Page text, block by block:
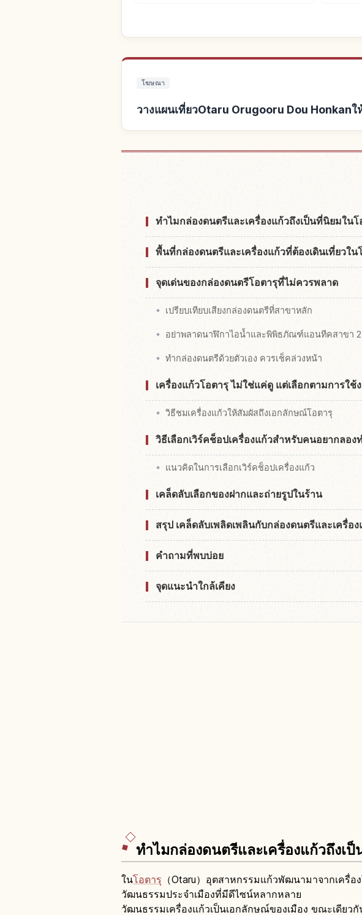
โฆษณา
วางแผนเที่ยวOtaru Orugooru Dou Honkanใ
ทำไมกล่องดนตรีและเครื่องแก้วถึงเป็นที่นิยมในโ
พื้นที่กล่องดนตรีและเครื่องแก้วที่ต้องเดินเที่ยวใน
จุดเด่นของกล่องดนตรีโอตารุที่ไม่ควรพลาด
เปรียบเทียบเสียงกล่องดนตรีที่สาขาหลัก
อย่าพลาดนาฬิกาไอน้ำและพิพิธภัณฑ์แอนทีคสาขา 2
ทำกล่องดนตรีด้วยตัวเอง ควรเช็คล่วงหน้า
เครื่องแก้วโอตารุ ไม่ใช่แค่ดู แต่เลือกตามการใช้
วิธีชมเครื่องแก้วให้สัมผัสถึงเอกลักษณ์โอตารุ
วิธีเลือกเวิร์คช็อปเครื่องแก้วสำหรับคนอยากลอง
แนวคิดในการเลือกเวิร์คช็อปเครื่องแก้ว
เคล็ดลับเลือกของฝากและถ่ายรูปในร้าน
สรุป เคล็ดลับเพลิดเพลินกับกล่องดนตรีและเครื่อ
คำถามที่พบบ่อย
จุดแนะนำใกล้เคียง
ทำไมกล่องดนตรีและเครื่องแก้วถึงเ
ในโอตารุ （Otaru）อุตสาหกรรมแก้วพัฒนามาจากเครื่
วัฒนธรรมประจำเมืองที่มีดีไซน์หลากหลาย
วัฒนธรรมเครื่องแก้วเป็นเอกลักษณ์ของเมือง ขณะเดียว